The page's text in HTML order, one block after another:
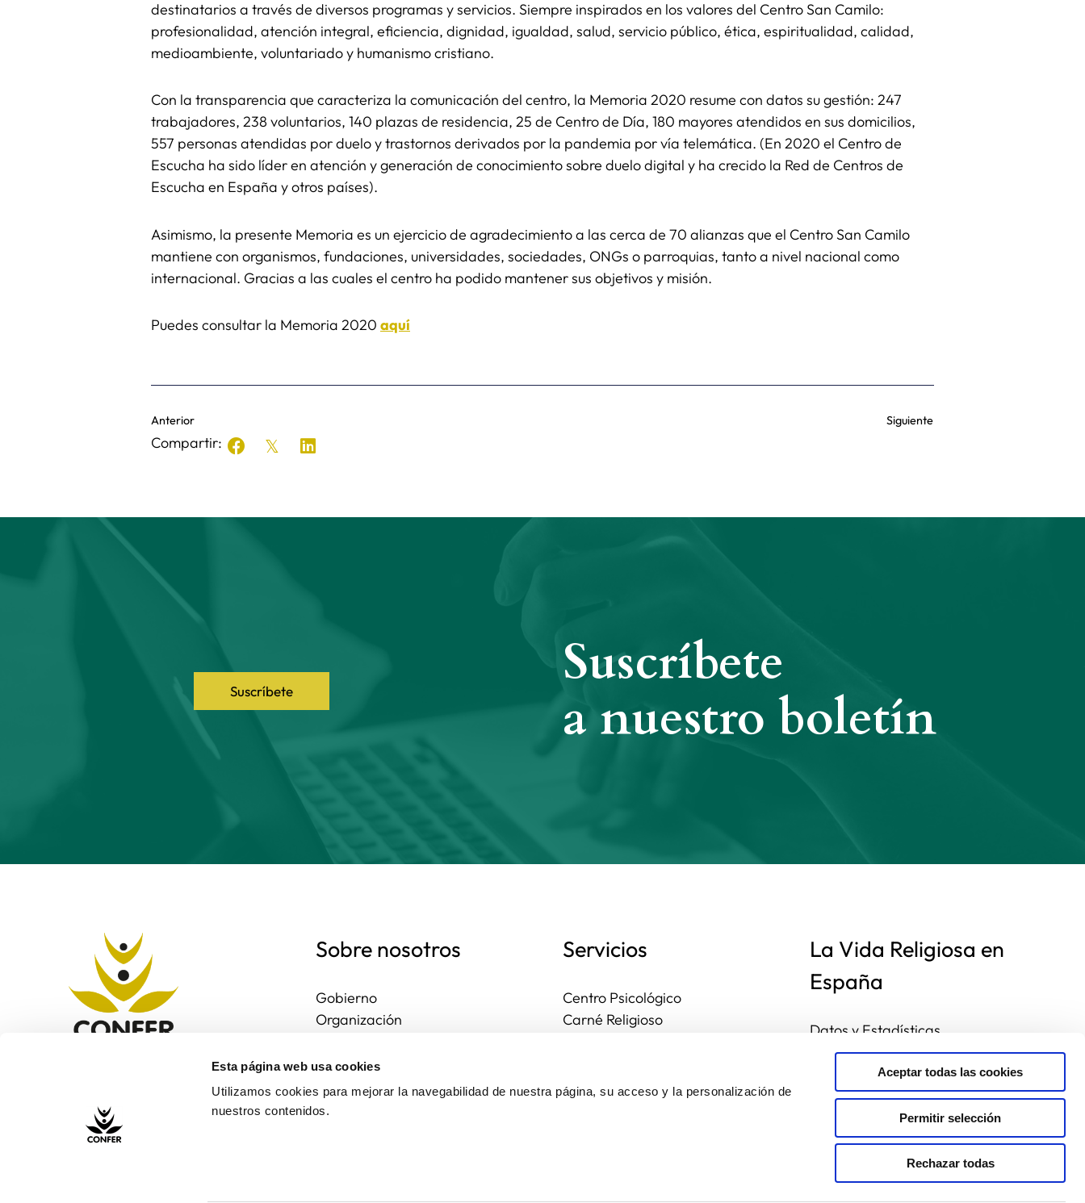
Esta página web usa cookies
Utilizamos cookies para mejorar la navegabilidad de nuestra página, su acceso y la personalización de
nuestros contenidos.
Aceptar todas las cookies
Permitir selección
Rechazar todas
destinatarios a través de diversos programas y servicios. Siempre inspirados en los valores del Centro San Camilo:
profesionalidad, atención integral, eficiencia, dignidad, igualdad, salud, servicio público, ética, espiritualidad, calidad,
medioambiente, voluntariado y humanismo cristiano.
Con la transparencia que caracteriza la comunicación del centro, la Memoria 2020 resume con datos su gestión: 247
trabajadores, 238 voluntarios, 140 plazas de residencia, 25 de Centro de Día, 180 mayores atendidos en sus domicilios,
557 personas atendidas por duelo y trastornos derivados por la pandemia por vía telemática. (En 2020 el Centro de
Escucha ha sido líder en atención y generación de conocimiento sobre duelo digital y ha crecido la Red de Centros de
Escucha en España y otros países).
Asimismo, la presente Memoria es un ejercicio de agradecimiento a las cerca de 70 alianzas que el Centro San Camilo
mantiene con organismos, fundaciones, universidades, sociedades, ONGs o parroquias, tanto a nivel nacional como
internacional. Gracias a las cuales el centro ha podido mantener sus objetivos y misión.
Puedes consultar la Memoria 2020 aquí
Anterior Siguiente
Compartir:
Suscríbete
Suscríbete
a nuestro boletín
Sobre nosotros
Gobierno
Organización
Entornos seguros
Contacto
Servicios
Centro Psicológico
Carné Religioso
Actividades
La Vida Religiosa en
España
Datos y Estadísticas
Preguntas frecuentes
Mapa de congregaciones